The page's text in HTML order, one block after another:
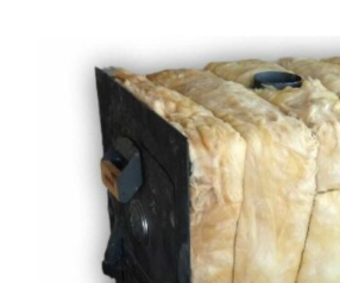
AGREGAR AL CARRITO